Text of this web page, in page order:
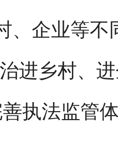
、企业等不
进乡村、
执法监管